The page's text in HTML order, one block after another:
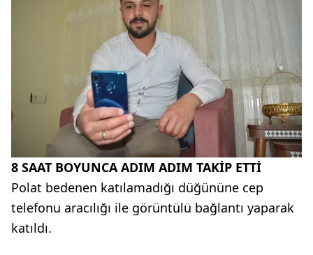
8 SAAT BOYUNCA ADIM ADIM TAKİP ETTİ
Polat bedenen katılamadığı düğününe cep
telefonu aracılığı ile görüntülü bağlantı yaparak
katıldı.